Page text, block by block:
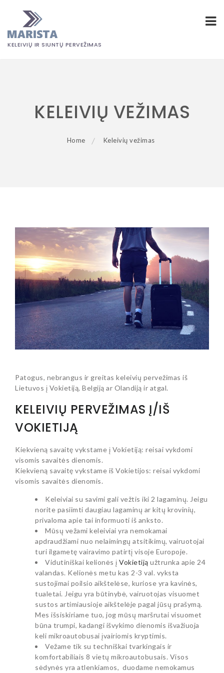
KELEIVIŲ IR SIUNTŲ PERVEŽIMAS
KELEIVIŲ VEŽIMAS
Home Keleivių vežimas
Patogus, nebrangus ir greitas keleivių pervežimas iš
Lietuvos į Vokietiją, Belgiją ar Olandiją ir atgal.
KELEIVIŲ PERVEŽIMAS Į/IŠ
VOKIETIJĄ
Kiekvieną savaitę vykstame į Vokietiją: reisai vykdomi
visomis savaitės dienomis.
Kiekvieną savaitę vykstame iš Vokietijos: reisai vykdomi
visomis savaitės dienomis.
Keleiviai su savimi gali vežtis iki 2 lagaminų. Jeigu
norite pasiimti daugiau lagaminų ar kitų krovinių,
privaloma apie tai informuoti iš anksto.
Mūsų vežami keleiviai yra nemokamai
apdraudžiami nuo nelaimingų atsitikimų, vairuotojai
turi ilgametę vairavimo patirtį visoje Europoje.
Vidutiniškai kelionės į Vokietiją užtrunka apie 24
valandas. Kelionės metu kas 2-3 val. vyksta
sustojimai poilsio aikštelėse, kuriose yra kavinės,
tualetai. Jeigu yra būtinybė, vairuotojas visuomet
sustos artimiausioje aikštelėje pagal jūsų prašymą.
Mes išsiskiriame tuo, jog mūsų maršrutai visuomet
būna trumpi, kadangi išvykimo dienomis išvažiuoja
keli mikroautobusai įvairiomis kryptimis.
Vežame tik su techniškai tvarkingais ir
komfortabiliais 8 vietų mikroautobusais. Visos
sėdynės yra atlenkiamos, duodame nemokamus